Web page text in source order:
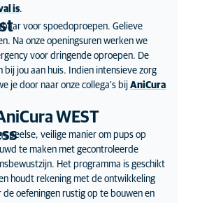
is.
voor spoedoproepen. Gelieve
Na onze openingsuren werken we
voor dringende oproepen. De
jou aan huis. Indien intensieve zorg
je door naar onze collega's bij AniCura
WEST
speelse, veilige manier om pups op
te maken met gecontroleerde
Het programma is geschikt
houdt rekening met de ontwikkeling
oefeningen rustig op te bouwen en